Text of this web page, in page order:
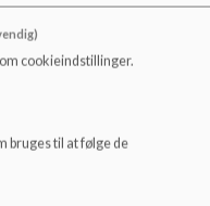
2025 og
cookieindstillinger.
bruges til at følge de